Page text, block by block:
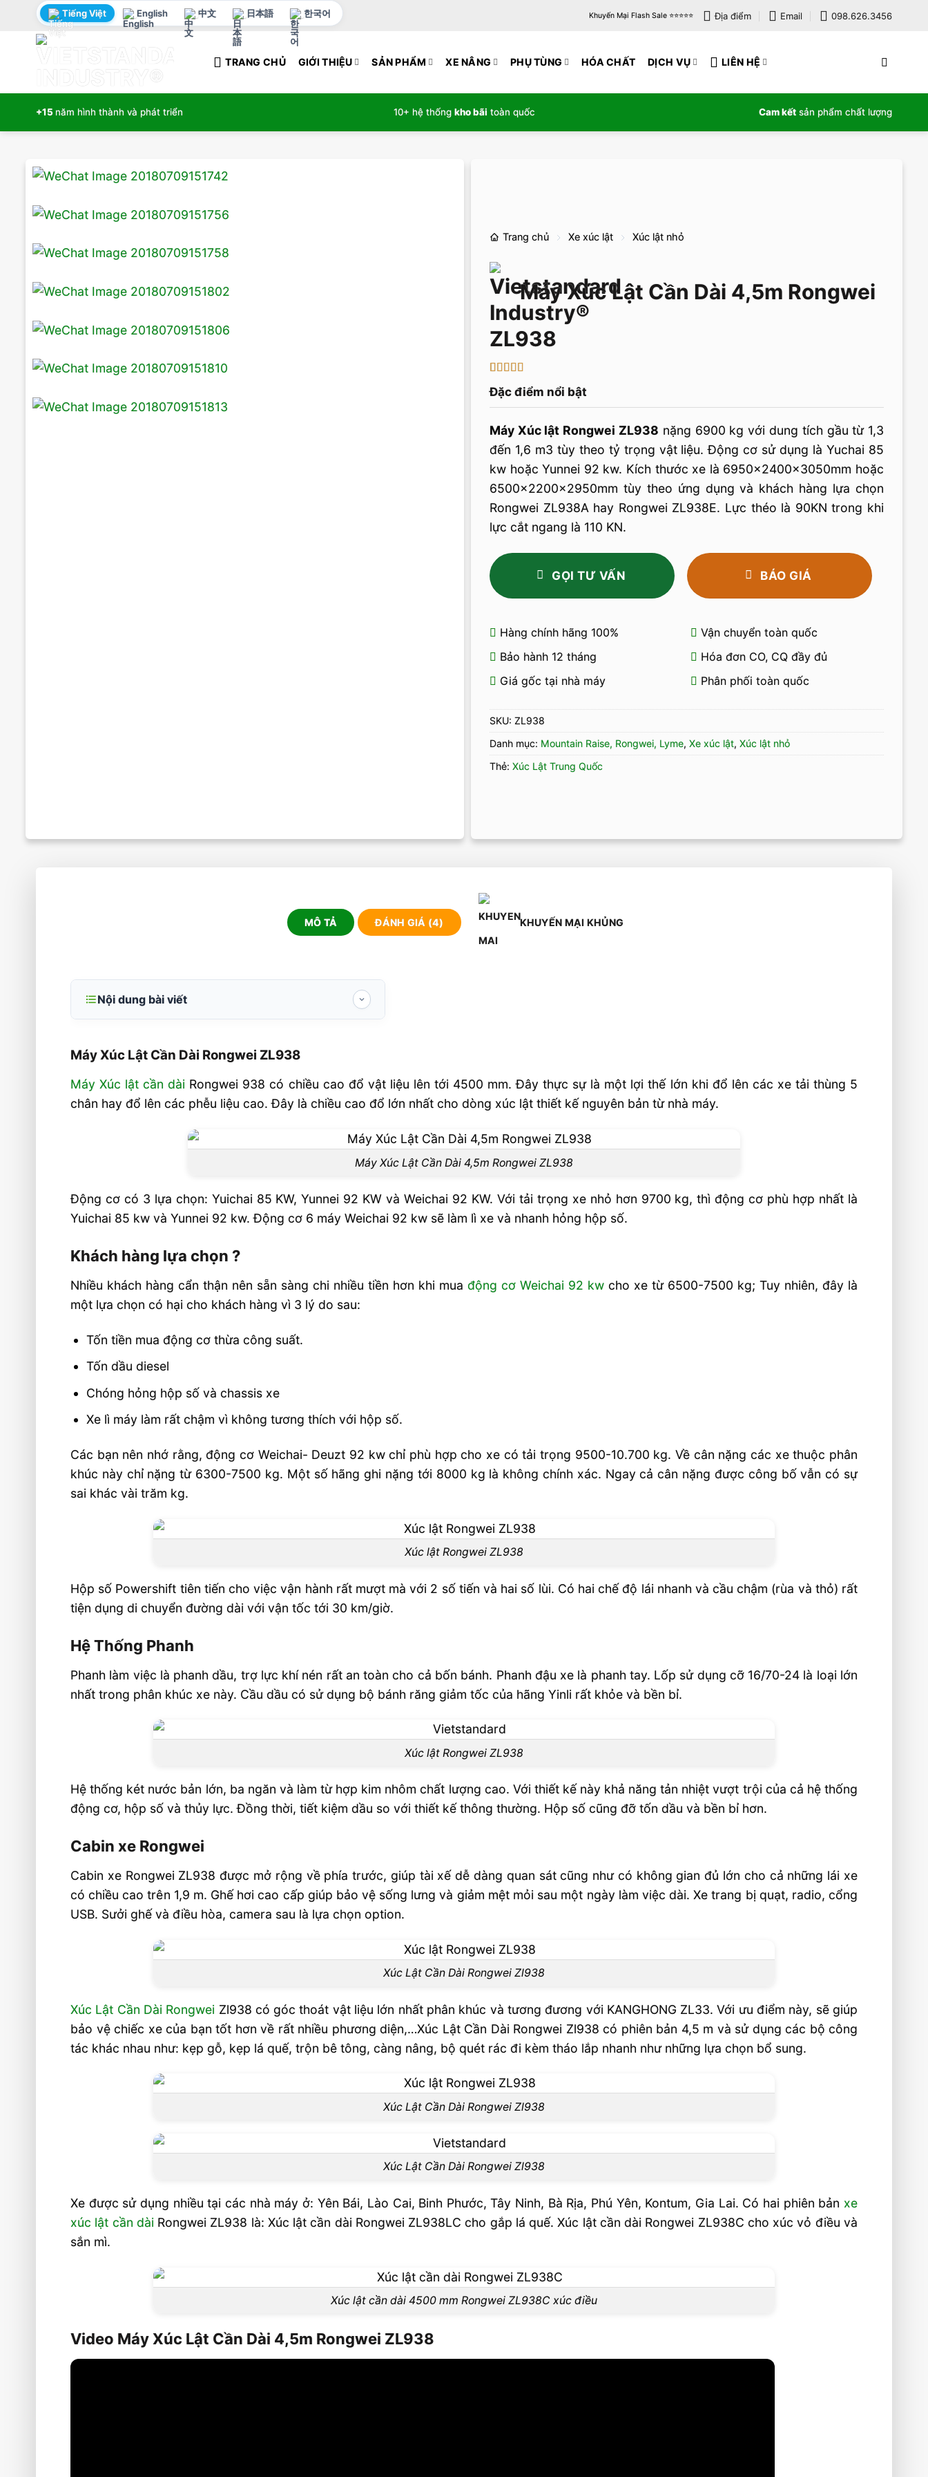
Tiếng Việt English 中文 日本語 한국어 Khuyến Mại Flash Sale ⭐️⭐️⭐️⭐️⭐️ Địa điểm Email 098.626.3456
TRANG CHỦ GIỚI THIỆU SẢN PHẨM XE NÂNG PHỤ TÙNG HÓA CHẤT DỊCH VỤ LIÊN HỆ
+15 năm hình thành và phát triển 10+ hệ thống kho bãi toàn quốc Cam kết sản phẩm chất lượng
Trang chủ Xe xúc lật Xúc lật nhỏ
Máy Xúc Lật Cần Dài 4,5m Rongwei
ZL938
trên 5 dựa
trênđánh
giá
Đặc điểm nổi bật
Máy Xúc lật Rongwei ZL938 nặng 6900 kg với dung tích gầu từ 1,3
đến 1,6 m3 tùy theo tỷ trọng vật liệu. Động cơ sử dụng là Yuchai 85
kw hoặc Yunnei 92 kw. Kích thước xe là 6950×2400×3050mm hoặc
6500×2200×2950mm tùy theo ứng dụng và khách hàng lựa chọn
Rongwei ZL938A hay Rongwei ZL938E. Lực théo là 90KN trong khi
lực cắt ngang là 110 KN.
GỌI TƯ VẤN BÁO GIÁ
Hàng chính hãng 100%
Vận chuyển toàn quốc
Bảo hành 12 tháng
Hóa đơn CO, CQ đầy đủ
Giá gốc tại nhà máy
Phân phối toàn quốc
SKU: ZL938
Danh mục: Mountain Raise, Rongwei, Lyme, Xe xúc lật, Xúc lật nhỏ
Thẻ: Xúc Lật Trung Quốc
MÔ TẢ ĐÁNH GIÁ (4) KHUYẾN MẠI KHỦNG
Nội dung bài viết
Khách hàng lựa chọn ?
Hệ Thống Phanh
Cabin xe Rongwei
Video Máy Xúc Lật Cần Dài 4,5m Rongwei ZL938
Máy Xúc Lật Cần Dài Rongwei ZL938
Máy Xúc lật cần dài Rongwei 938 có chiều cao đổ vật liệu lên tới 4500 mm. Đây thực sự là một lợi thế lớn khi đổ lên các xe tải thùng 5
chân hay đổ lên các phễu liệu cao. Đây là chiều cao đổ lớn nhất cho dòng xúc lật thiết kế nguyên bản từ nhà máy.
Máy Xúc Lật Cần Dài 4,5m Rongwei ZL938
Động cơ có 3 lựa chọn: Yuichai 85 KW, Yunnei 92 KW và Weichai 92 KW. Với tải trọng xe nhỏ hơn 9700 kg, thì động cơ phù hợp nhất là
Yuichai 85 kw và Yunnei 92 kw. Động cơ 6 máy Weichai 92 kw sẽ làm lì xe và nhanh hỏng hộp số.
Khách hàng lựa chọn ?
Nhiều khách hàng cẩn thận nên sẵn sàng chi nhiều tiền hơn khi mua động cơ Weichai 92 kw cho xe từ 6500-7500 kg; Tuy nhiên, đây là
một lựa chọn có hại cho khách hàng vì 3 lý do sau:
Tốn tiền mua động cơ thừa công suất.
Tốn dầu diesel
Chóng hỏng hộp số và chassis xe
Xe lì máy làm rất chậm vì không tương thích với hộp số.
Các bạn nên nhớ rằng, động cơ Weichai- Deuzt 92 kw chỉ phù hợp cho xe có tải trọng 9500-10.700 kg. Về cân nặng các xe thuộc phân
khúc này chỉ nặng từ 6300-7500 kg. Một số hãng ghi nặng tới 8000 kg là không chính xác. Ngay cả cân nặng được công bố vẫn có sự
sai khác vài trăm kg.
Xúc lật Rongwei ZL938
Hộp số Powershift tiên tiến cho việc vận hành rất mượt mà với 2 số tiến và hai số lùi. Có hai chế độ lái nhanh và cầu chậm (rùa và thỏ) rất
tiện dụng di chuyển đường dài với vận tốc tới 30 km/giờ.
Hệ Thống Phanh
Phanh làm việc là phanh dầu, trợ lực khí nén rất an toàn cho cả bốn bánh. Phanh đậu xe là phanh tay. Lốp sử dụng cỡ 16/70-24 là loại lớn
nhất trong phân khúc xe này. Cầu dầu có sử dụng bộ bánh răng giảm tốc của hãng Yinli rất khỏe và bền bỉ.
Xúc lật Rongwei ZL938
Hệ thống két nước bản lớn, ba ngăn và làm từ hợp kim nhôm chất lượng cao. Với thiết kế này khả năng tản nhiệt vượt trội của cả hệ thống
động cơ, hộp số và thủy lực. Đồng thời, tiết kiệm dầu so với thiết kế thông thường. Hộp số cũng đỡ tốn dầu và bền bỉ hơn.
Cabin xe Rongwei
Cabin xe Rongwei ZL938 được mở rộng về phía trước, giúp tài xế dễ dàng quan sát cũng như có không gian đủ lớn cho cả những lái xe
có chiều cao trên 1,9 m. Ghế hơi cao cấp giúp bảo vệ sống lưng và giảm mệt mỏi sau một ngày làm việc dài. Xe trang bị quạt, radio, cổng
USB. Sưởi ghế và điều hòa, camera sau là lựa chọn option.
Xúc Lật Cần Dài Rongwei Zl938
Xúc Lật Cần Dài Rongwei Zl938 có góc thoát vật liệu lớn nhất phân khúc và tương đương với KANGHONG ZL33. Với ưu điểm này, sẽ giúp
bảo vệ chiếc xe của bạn tốt hơn về rất nhiều phương diện,…Xúc Lật Cần Dài Rongwei Zl938 có phiên bản 4,5 m và sử dụng các bộ công
tác khác nhau như: kẹp gỗ, kẹp lá quế, trộn bê tông, càng nâng, bộ quét rác đi kèm tháo lắp nhanh như những lựa chọn bổ sung.
Xúc Lật Cần Dài Rongwei Zl938
Xúc Lật Cần Dài Rongwei Zl938
Xe được sử dụng nhiều tại các nhà máy ở: Yên Bái, Lào Cai, Binh Phước, Tây Ninh, Bà Rịa, Phú Yên, Kontum, Gia Lai. Có hai phiên bản xe
xúc lật cần dài Rongwei ZL938 là: Xúc lật cần dài Rongwei ZL938LC cho gắp lá quế. Xúc lật cần dài Rongwei ZL938C cho xúc vỏ điều và
sắn mì.
Xúc lật cần dài 4500 mm Rongwei ZL938C xúc điều
Video Máy Xúc Lật Cần Dài 4,5m Rongwei ZL938